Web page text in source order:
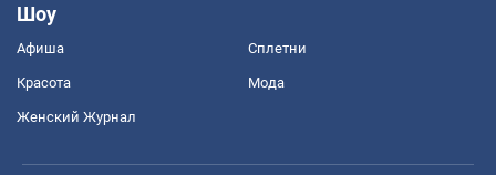
Шоу
Афиша Сплетни
Красота Мода
Женский Журнал